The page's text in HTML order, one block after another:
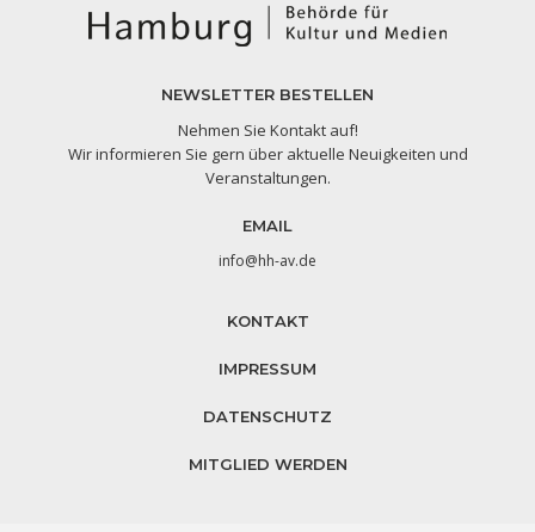
NEWSLETTER BESTELLEN
Nehmen Sie Kontakt auf!
Wir informieren Sie gern über aktuelle Neuigkeiten und
Veranstaltungen.
EMAIL
info@hh-av.de
KONTAKT
IMPRESSUM
DATENSCHUTZ
MITGLIED WERDEN